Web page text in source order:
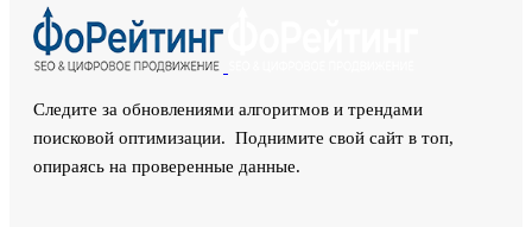
Следите за обновлениями алгоритмов и трендами
поисковой оптимизации. Поднимите свой сайт в топ,
опираясь на проверенные данные.